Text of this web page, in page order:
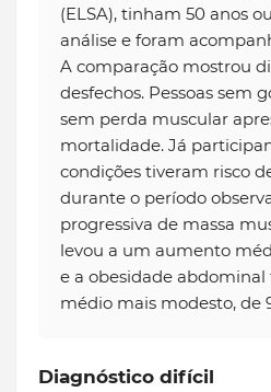
(ELSA), tinham 50 anos
análise e foram
A comparação mostrou
desfechos. Pessoas sem
sem perda muscular
mortalidade. Já
condições tiveram risco
durante o período
progressiva de massa
levou a um aumento
e a obesidade abdominal
médio mais modesto, de
Diagnóstico difícil